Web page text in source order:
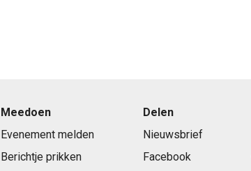
Meedoen
Evenement melden
Berichtje prikken
Delen
Nieuwsbrief
Facebook